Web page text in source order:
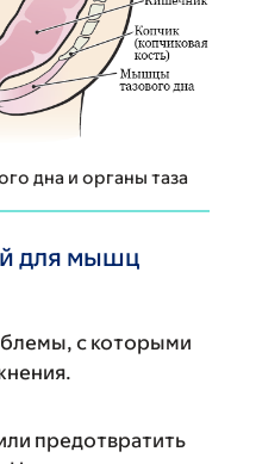
дна и органы таза
для мышц
с которыми
предотвратить